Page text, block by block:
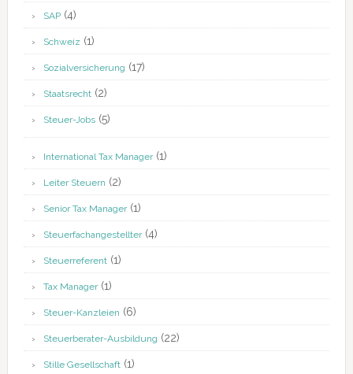
SAP(4)
Schweiz (1)
Sozialversicherung (17)
Staatsrecht(2)
Steuer-Jobs(5)
International Tax Manager(1)
Leiter Steuern (2)
Senior Tax Manager(1)
Steuerfachangestellter(4)
Steuerreferent(1)
Tax Manager(1)
Steuer-Kanzleien (6)
Steuerberater-Ausbildung (22)
Stille Gesellschaft(1)